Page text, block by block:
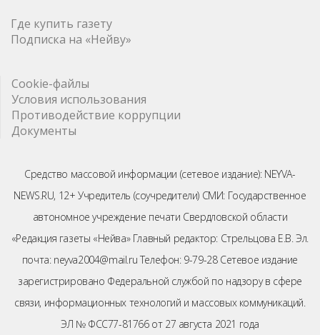
Где купить газету
Подписка на «Нейву»
Cookie-файлы
Условия использования
Противодействие коррупции
Документы
Средство массовой информации (сетевое издание): NEYVA-
NEWS.RU, 12+ Учредитель (соучредители) СМИ: Государственное
автономное учреждение печати Свердловской области
«Редакция газеты «Нейва» Главный редактор: Стрельцова Е.В. Эл.
почта: neyva2004@mail.ru Телефон: 9-79-28 Сетевое издание
зарегистрировано Федеральной службой по надзору в сфере
связи, информационных технологий и массовых коммуникаций.
ЭЛ № ФСС77-81766 от 27 августа 2021 года